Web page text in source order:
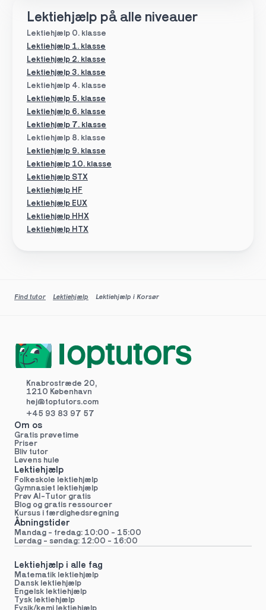
Lektiehjælp på alle niveauer
Lektiehjælp 0. klasse
Lektiehjælp 4. klasse
Lektiehjælp 5. klasse
Lektiehjælp 8. klasse
Lektiehjælp 1. klasse
Lektiehjælp 6. klasse
Lektiehjælp 7. klasse
Lektiehjælp 2. klasse
Lektiehjælp 3. klasse
Lektiehjælp 9. klasse
Lektiehjælp 10. klasse
Lektiehjælp HF
Lektiehjælp EUX
Lektiehjælp STX
Lektiehjælp HHX
Lektiehjælp HTX
Find tutor Lektiehjælp Lektiehjælp i Korsør
Knabrostræde 20,
1210 København
hej@toptutors.com
+45 93 83 97 57
Om os
Gratis prøvetime
Priser
Bliv tutor
Løvens hule
Lektiehjælp
Folkeskole lektiehjælp
Gymnasiet lektiehjælp
Prøv AI-Tutor gratis
Blog og gratis ressourcer
Kursus i færdighedsregning
Åbningstider
Mandag - fredag: 10:00 - 15:00
Lørdag - søndag: 12:00 - 16:00
Lektiehjælp i alle fag
Matematik lektiehjælp
Dansk lektiehjælp
Engelsk lektiehjælp
Tysk lektiehjælp